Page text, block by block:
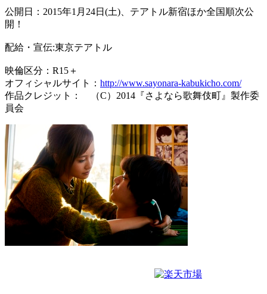
公開日：2015年1月24日(土)、テアトル新宿ほか全国順次公
開！
配給・宣伝:東京テアトル
映倫区分：R15＋
オフィシャルサイト： http://www.sayonara-kabukicho.com/
作品クレジット： （C）2014『さよなら歌舞伎町』製作委
員会